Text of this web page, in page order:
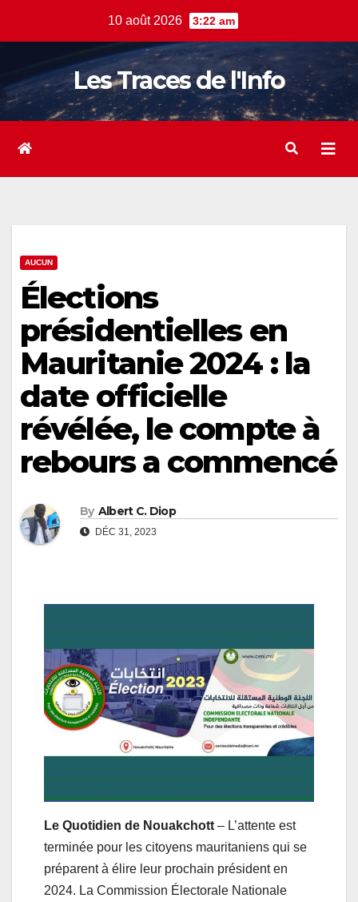
10 août 2026 3:22 am
Les Traces de l'Info
AUCUN
Élections
présidentielles en
Mauritanie 2024 : la
date officielle
révélée, le compte à
rebours a commencé
By Albert C. Diop
DÉC 31, 2023
Le Quotidien de Nouakchott – L’attente est
terminée pour les citoyens mauritaniens qui se
préparent à élire leur prochain président en
2024. La Commission Électorale Nationale